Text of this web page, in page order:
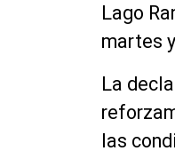
Lago
martes
La
las